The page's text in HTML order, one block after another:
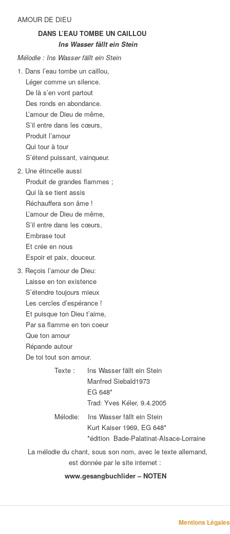
AMOUR DE DIEU
DANS L’EAU TOMBE UN CAILLOU
Ins Wasser fällt ein Stein
Mélodie : Ins Wasser fällt ein Stein
1. Dans l’eau tombe un caillou,
Léger comme un silence.
De là s’en vont partout
Des ronds en abondance.
L’amour de Dieu de même,
S’il entre dans les cœurs,
Produit l’amour
Qui tour à tour
S’étend puissant, vainqueur.
2. Une étincelle aussi
Produit de grandes flammes ;
Qui là se tient assis
Réchauffera son âme !
L’amour de Dieu de même,
S’il entre dans les cœurs,
Embrase tout
Et crée en nous
Espoir et paix, douceur.
3. Reçois l’amour de Dieu:
Laisse en ton existence
S’étendre toujours mieux
Les cercles d’espérance !
Et puisque ton Dieu t’aime,
Par sa flamme en ton coeur
Que ton amour
Répande autour
De toi tout son amour.
Texte : Ins Wasser fällt ein Stein
Manfred Siebald1973
EG 648*
Trad: Yves Kéler, 9.4.2005
Mélodie: Ins Wasser fällt ein Stein
Kurt Kaiser 1969, EG 648*
*édition Bade-Palatinat-Alsace-Lorraine
La mélodie du chant, sous son nom, avec le texte allemand,
est donnée par le site internet :
www.gesangbuchlider – NOTEN
Mentions Légales